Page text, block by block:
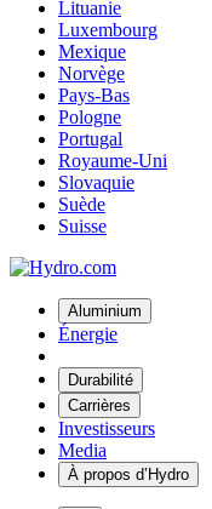
Lituanie
Luxembourg
Mexique
Norvège
Pays-Bas
Pologne
Portugal
Royaume-Uni
Slovaquie
Suède
Suisse
Aluminium
Énergie
Durabilité
Carrières
Investisseurs
Media
À propos d’Hydro